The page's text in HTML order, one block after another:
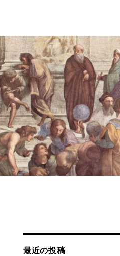
最近の投稿